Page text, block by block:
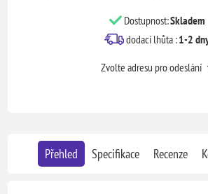
Dostupnost:Skladem
dodací lhůta :1-2
Zvolte adresu pro odeslání
Přehled Specifikace Recenze